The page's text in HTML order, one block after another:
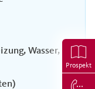
Prospekt
Wasser,